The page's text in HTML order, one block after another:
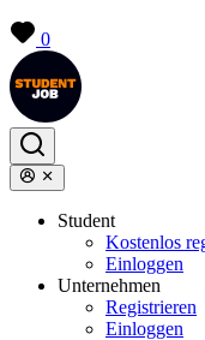
0
Student
Kostenlos
Einloggen
Unternehmen
Registrieren
Einloggen